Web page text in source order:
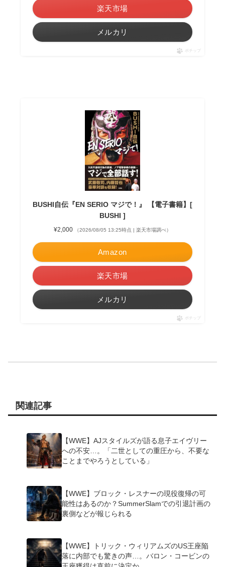
楽天市場
メルカリ
ポチップ
BUSHI自伝『EN SERIO マジで！』 【電子書籍】[
BUSHI ]
¥2,000 （2026/08/05 13:25時点 | 楽天市場調べ）
Amazon
楽天市場
メルカリ
ポチップ
関連記事
【WWE】AJスタイルズが語る息子エイヴリー
への不安…。「二世としての重圧から、不要な
ことまでやろうとしている」
【WWE】ブロック・レスナーの現役復帰の可
能性はあるのか？SummerSlamでの引退計画の
裏側などが報じられる
【WWE】トリック・ウィリアムズのUS王座陥
落に内部でも驚きの声…。バロン・コービンの